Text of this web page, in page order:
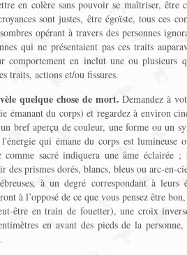
en colère sans pouvoir se maîtriser, être
sont justes, être égoïste, tous ces
opérant à travers des personnes
qui ne présentaient pas ces traits
comportement en inclut une ou plusieurs
traits, actions et/ou fissures.
quelque chose de mort. Demandez à
émanant du corps) et regardez à environ
bref aperçu de couleur, une forme ou un
qui émane du corps est lumineuse
comme sacré indiquera une âme éclairée ;
des prismes dorés, blancs, bleus ou arc-en-
à un degré correspondant à leurs
à l’opposé de ce que vous pensez être
être en train de fouetter), une croix
en avant des pieds de la